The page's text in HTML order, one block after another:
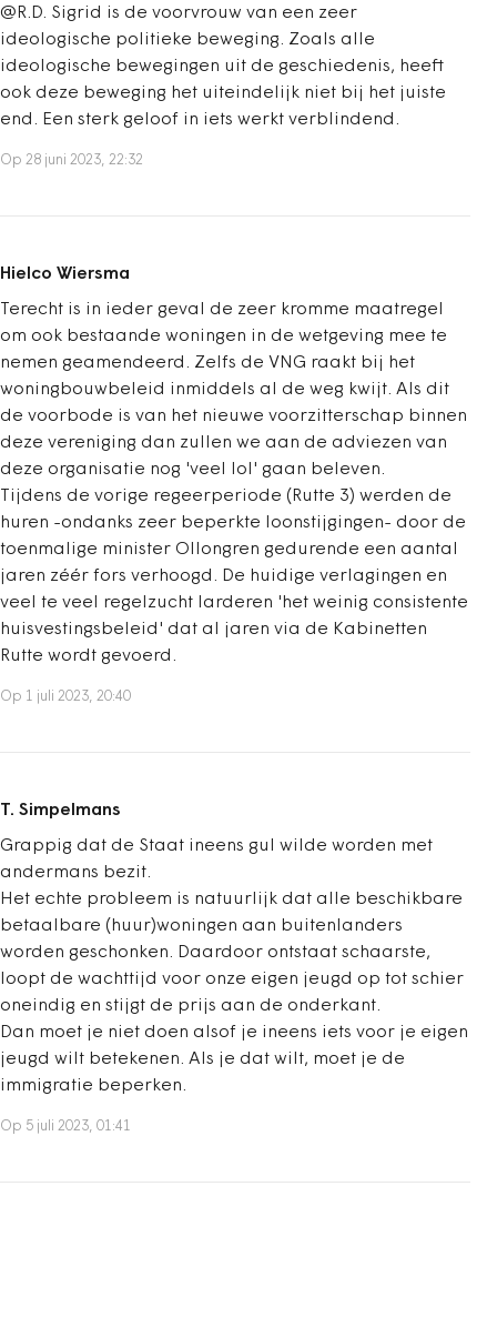
@R.D. Sigrid is de voorvrouw van een zeer
ideologische politieke beweging. Zoals alle
ideologische bewegingen uit de geschiedenis, heeft
ook deze beweging het uiteindelijk niet bij het juiste
end. Een sterk geloof in iets werkt verblindend.
Op 28 juni 2023, 22:32
Hielco Wiersma
Terecht is in ieder geval de zeer kromme maatregel
om ook bestaande woningen in de wetgeving mee te
nemen geamendeerd. Zelfs de VNG raakt bij het
woningbouwbeleid inmiddels al de weg kwijt. Als dit
de voorbode is van het nieuwe voorzitterschap binnen
deze vereniging dan zullen we aan de adviezen van
deze organisatie nog 'veel lol' gaan beleven.
Tijdens de vorige regeerperiode (Rutte 3) werden de
huren -ondanks zeer beperkte loonstijgingen- door de
toenmalige minister Ollongren gedurende een aantal
jaren zéér fors verhoogd. De huidige verlagingen en
veel te veel regelzucht larderen 'het weinig consistente
huisvestingsbeleid' dat al jaren via de Kabinetten
Rutte wordt gevoerd.
Op 1 juli 2023, 20:40
T. Simpelmans
Grappig dat de Staat ineens gul wilde worden met
andermans bezit.
Het echte probleem is natuurlijk dat alle beschikbare
betaalbare (huur)woningen aan buitenlanders
worden geschonken. Daardoor ontstaat schaarste,
loopt de wachttijd voor onze eigen jeugd op tot schier
oneindig en stijgt de prijs aan de onderkant.
Dan moet je niet doen alsof je ineens iets voor je eigen
jeugd wilt betekenen. Als je dat wilt, moet je de
immigratie beperken.
Op 5 juli 2023, 01:41